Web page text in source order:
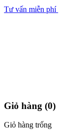
Tư vấn miễn phí
Giỏ hàng (0)
Giỏ hàng trống